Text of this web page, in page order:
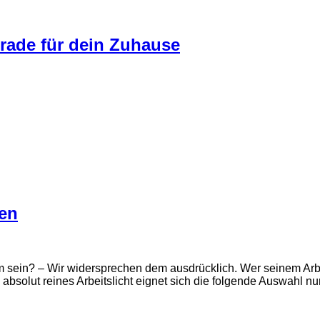
für dein Zuhause
– Wir widersprechen dem ausdrücklich. Wer seinem
reines Arbeitslicht eignet sich die folgende Auswahl